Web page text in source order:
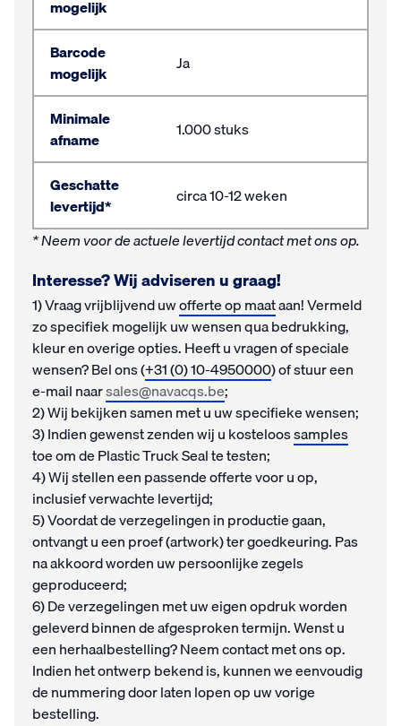
mogelijk
Barcode
mogelijk
Ja
Minimale
afname
1.000 stuks
Geschatte
levertijd*
circa 10-12 weken
* Neem voor de actuele levertijd contact met ons op.
Interesse? Wij adviseren u graag!
1) Vraag vrijblijvend uwofferte op maataan! Vermeld
zo specifiek mogelijk uw wensen qua bedrukking,
kleur en overige opties. Heeft u vragen of speciale
wensen? Bel ons (+31 (0) 10-4950000) of stuur een
e-mail naarsales@navacqs.be;
2) Wij bekijken samen met u uw specifieke wensen;
3) Indien gewenst zenden wij u kosteloossamples
toe om de Plastic Truck Seal te testen;
4) Wij stellen een passende offerte voor u op,
inclusief verwachte levertijd;
5) Voordat de verzegelingen in productie gaan,
ontvangt u een proef (artwork) ter goedkeuring. Pas
na akkoord worden uw persoonlijke zegels
geproduceerd;
6) De verzegelingen met uw eigen opdruk worden
geleverd binnen de afgesproken termijn. Wenst u
een herhaalbestelling? Neem contact met ons op.
Indien het ontwerp bekend is, kunnen we eenvoudig
de nummering door laten lopen op uw vorige
bestelling.